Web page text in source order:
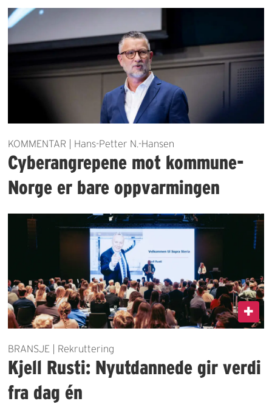
KOMMENTAR | Hans-Petter N.-Hansen
Cyberangrepene mot kommune-
Norge er bare oppvarmingen
BRANSJE | Rekruttering
Kjell Rusti: Nyutdannede gir verdi
fra dag én